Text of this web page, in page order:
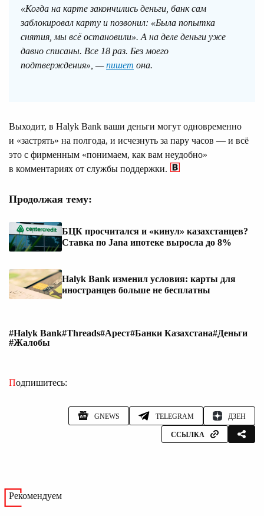
«Когда на карте закончились деньги, банк сам
заблокировал карту и позвонил: «Была попытка
снятия, мы всё остановили». А на деле деньги уже
давно списаны. Все 18 раз. Без моего
подтверждения», —пишет она.
Выходит, в Halyk Bank ваши деньги могут одновременно
и «застрять» на полгода, и исчезнуть за пару часов — и всё
это с фирменным «понимаем, как вам неудобно»
в комментариях от службы поддержки.
Продолжая тему:
БЦК просчитался и «кинул» казахстанцев?
Ставка по Jana ипотеке выросла до 8%
Halyk Bank изменил условия: карты для
иностранцев больше не бесплатны
#Halyk Bank#Threads#Арест#Банки Казахстана#Деньги
#Жалобы
Подпишитесь:
GNEWS TELEGRAM ДЗЕН
ССЫЛКА
Рекомендуем